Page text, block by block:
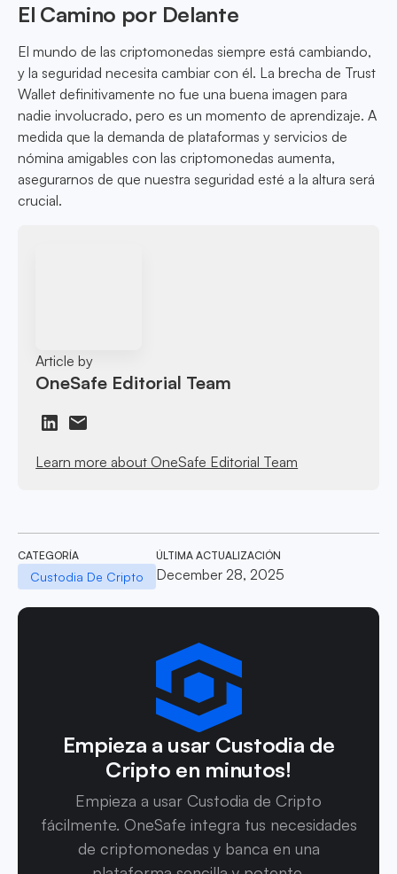
El Camino por Delante
El mundo de las criptomonedas siempre está cambiando,
y la seguridad necesita cambiar con él. La brecha de Trust
Wallet definitivamente no fue una buena imagen para
nadie involucrado, pero es un momento de aprendizaje. A
medida que la demanda de plataformas y servicios de
nómina amigables con las criptomonedas aumenta,
asegurarnos de que nuestra seguridad esté a la altura será
crucial.
Article by
OneSafe Editorial Team
Learn more about OneSafe Editorial Team
CATEGORÍA
Custodia De Cripto
ÚLTIMA ACTUALIZACIÓN
December 28, 2025
Empieza a usar Custodia de
Cripto en minutos!
Empieza a usar Custodia de Cripto
fácilmente. OneSafe integra tus necesidades
de criptomonedas y banca en una